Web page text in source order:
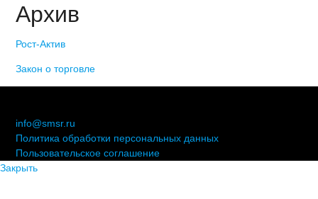
Архив
Рост-Актив
Закон о торговле
info@smsr.ru
Политика обработки персональных данных
Пользовательское соглашение
Закрыть